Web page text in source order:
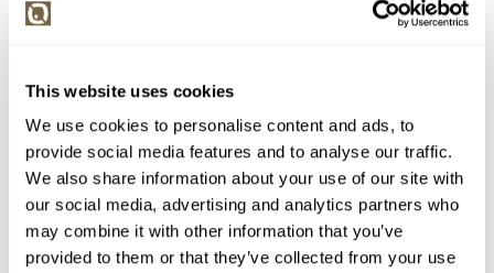
This website uses cookies
We use cookies to personalise content and ads, to
provide social media features and to analyse our traffic.
We also share information about your use of our site with
our social media, advertising and analytics partners who
may combine it with other information that you’ve
provided to them or that they’ve collected from your use
Detail položky
Signováno vpravo dole V. Komárek. Rámováno.
> Zobrazit detail položky a informace o autorovi